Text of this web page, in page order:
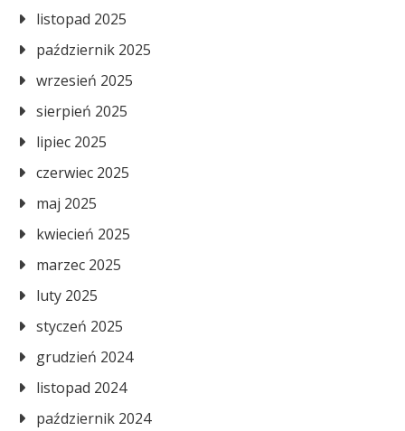
listopad 2025
październik 2025
wrzesień 2025
sierpień 2025
lipiec 2025
czerwiec 2025
maj 2025
kwiecień 2025
marzec 2025
luty 2025
styczeń 2025
grudzień 2024
listopad 2024
październik 2024